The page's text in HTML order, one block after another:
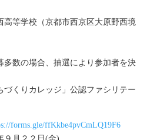
高等学校（京都市西京区大原野西境
多数の場合、抽選により参加者を決
づくりカレッジ」公認ファシリテー
forms.gle/ffKkbe4pvCmLQ19F6